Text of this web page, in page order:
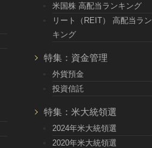
米国株 高配当ランキング
リート（REIT） 高配当ラン
キング
特集：資金管理
外貨預金
投資信託
特集：米大統領選
2024年米大統領選
2020年米大統領選